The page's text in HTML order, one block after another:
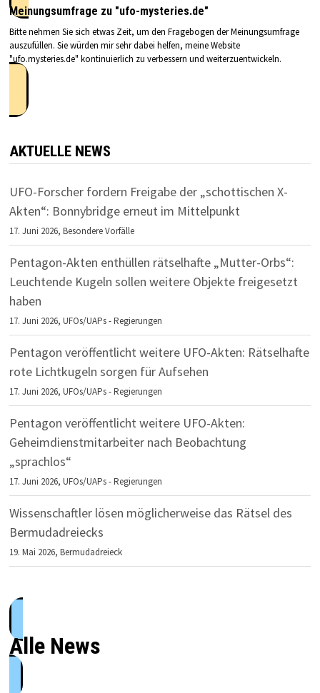
Meinungsumfrage zu "ufo-mysteries.de"
Bitte nehmen Sie sich etwas Zeit, um den Fragebogen der Meinungsumfrage
auszufüllen. Sie würden mir sehr dabei helfen, meine Website
"ufo.mysteries.de" kontinuierlich zu verbessern und weiterzuentwickeln.
AKTUELLE NEWS
UFO-Forscher fordern Freigabe der „schottischen X-
Akten“: Bonnybridge erneut im Mittelpunkt
17. Juni 2026,Besondere Vorfälle
Pentagon-Akten enthüllen rätselhafte „Mutter-Orbs“:
Leuchtende Kugeln sollen weitere Objekte freigesetzt
haben
17. Juni 2026,UFOs/UAPs - Regierungen
Pentagon veröffentlicht weitere UFO-Akten: Rätselhafte
rote Lichtkugeln sorgen für Aufsehen
17. Juni 2026,UFOs/UAPs - Regierungen
Pentagon veröffentlicht weitere UFO-Akten:
Geheimdienstmitarbeiter nach Beobachtung
„sprachlos“
17. Juni 2026,UFOs/UAPs - Regierungen
Wissenschaftler lösen möglicherweise das Rätsel des
Bermudadreiecks
19. Mai 2026,Bermudadreieck
Alle News